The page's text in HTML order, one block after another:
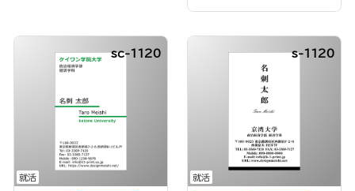
就活
sc-1120
就活
s-1120